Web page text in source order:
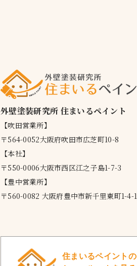
外壁塗装研究所 住まいるペイント
【吹田営業所】
〒564-0052大阪府吹田市広芝町10-8
【本社】
〒550-0006大阪市西区江之子島1-7-3
【豊中営業所】
〒560-0082 大阪府豊中市新千里東町1-4-1
住まいるペイントの